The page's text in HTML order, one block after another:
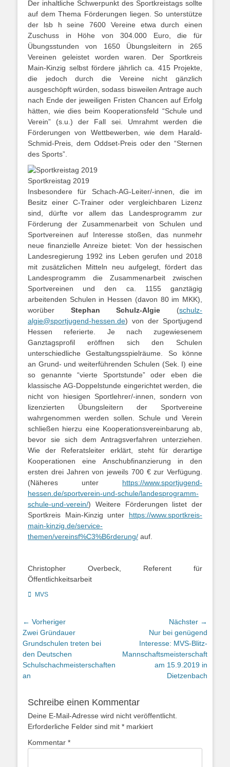
Der inhaltliche Schwerpunkt des Sportkreistags sollte
auf dem Thema Förderungen liegen. So unterstütze
der lsb h seine 7600 Vereine etwa durch einen
Zuschuss in Höhe von 304.000 Euro, die für
Übungsstunden von 1650 Übungsleitern in 265
Vereinen geleistet worden waren. Der Sportkreis
Main-Kinzig selbst fördere jährlich ca. 415 Projekte,
die jedoch durch die Vereine nicht gänzlich
ausgeschöpft würden, sodass bisweilen Antrage auch
nach Ende der jeweiligen Fristen Chancen auf Erfolg
hätten, wie dies beim Kooperationsfeld “Schule und
Verein” (s.u.) der Fall sei. Umrahmt werden die
Förderungen von Wettbewerben, wie dem Harald-
Schmid-Preis, dem Oddset-Preis oder den “Sternen
des Sports”.
Sportkreistag 2019
Insbesondere für Schach-AG-Leiter/-innen, die im
Besitz einer C-Trainer oder vergleichbaren Lizenz
sind, dürfte vor allem das Landesprogramm zur
Förderung der Zusammenarbeit von Schulen und
Sportvereinen auf Interesse stoßen, das nunmehr
neue finanzielle Anreize bietet: Von der hessischen
Landesregierung 1992 ins Leben gerufen und 2018
mit zusätzlichen Mitteln neu aufgelegt, fördert das
Landesprogramm die Zusammenarbeit zwischen
Sportvereinen und den ca. 1155 ganztägig
arbeitenden Schulen in Hessen (davon 80 im MKK),
worüber Stephan Schulz-Algie (schulz-
algie@sportjugend-hessen.de) von der Sportjugend
Hessen referierte. Je nach zugewiesenem
Ganztagsprofil eröffnen sich den Schulen
unterschiedliche Gestaltungsspielräume. So könne
an Grund- und weiterführenden Schulen (Sek. I) eine
so genannte “vierte Sportstunde” oder eben die
klassische AG-Doppelstunde eingerichtet werden, die
nicht von hiesigen Sportlehrer/-innen, sondern von
lizenzierten Übungsleitern der Sportvereine
wahrgenommen werden sollen. Schule und Verein
schließen hierzu eine Kooperationsvereinbarung ab,
bevor sie sich dem Antragsverfahren unterziehen.
Wie der Referatsleiter erklärt, steht für derartige
Kooperationen eine Anschubfinanzierung in den
ersten drei Jahren von jeweils 700 € zur Verfügung.
(Näheres unter https://www.sportjugend-
hessen.de/sportverein-und-schule/landesprogramm-
schule-und-verein/) Weitere Förderungen listet der
Sportkreis Main-Kinzig unter https://www.sportkreis-
main-kinzig.de/service-
themen/vereinsf%C3%B6rderung/ auf.
Christopher Overbeck, Referent für
Öffentlichkeitsarbeit
Kategorien
MVS
Beitragsnavigation
← Vorheriger
Vorheriger
Beitrag:
Zwei Gründauer
Grundschulen treten bei
den Deutschen
Schulschachmeisterschaften
an
Nächster →
Nur bei genügend
Interesse: MVS-Blitz-
Mannschaftsmeisterschaft
am 15.9.2019 in
Dietzenbach
Schreibe einen Kommentar
Deine E-Mail-Adresse wird nicht veröffentlicht.
Erforderliche Felder sind mit * markiert
Kommentar *